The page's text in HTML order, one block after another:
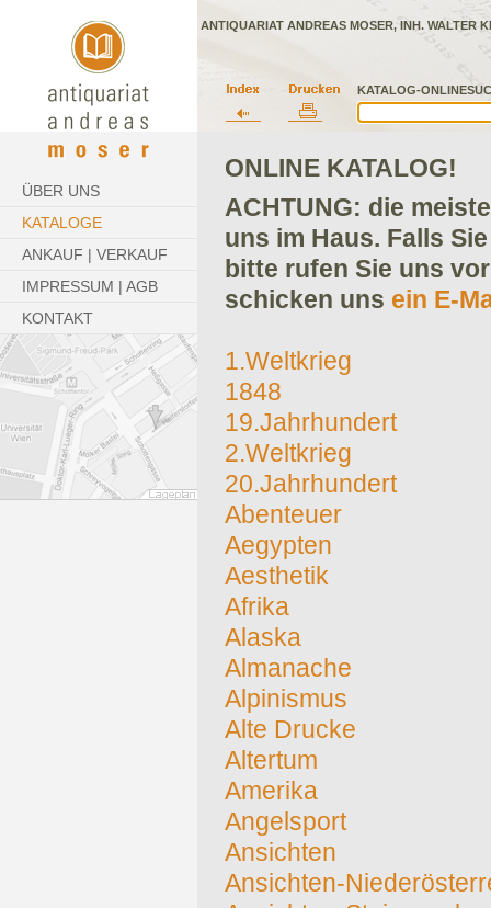
KATALOG-
ANTIQUARIAT ANDREAS MOSER, INH. WALTER
ÜBER UNS
KATALOGE
ANKAUF | VERKAUF
IMPRESSUM | AGB
KONTAKT
ONLINE KATALOG!
ACHTUNG: die
uns im Haus. Falls
bitte rufen Sie uns
schicken uns ein E-
1.Weltkrieg
1848
19.Jahrhundert
2.Weltkrieg
20.Jahrhundert
Abenteuer
Aegypten
Aesthetik
Afrika
Alaska
Almanache
Alpinismus
Alte Drucke
Altertum
Amerika
Angelsport
Ansichten
Ansichten-